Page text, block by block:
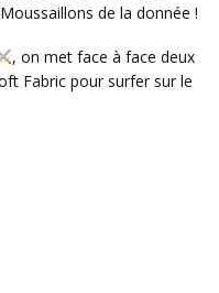
de la donnée !
, on met face à face deux
Fabric pour surfer sur le